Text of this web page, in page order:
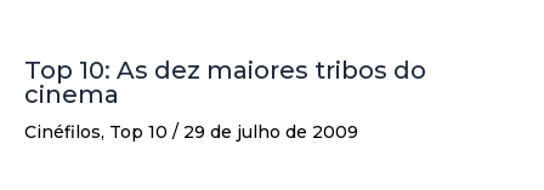
Top 10: As dez maiores tribos do
cinema
Cinéfilos, Top 10 / 29 de julho de 2009